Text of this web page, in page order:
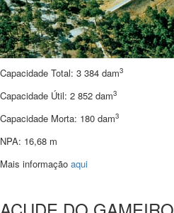
Capacidade Total: 3 384 dam3
Capacidade Útil: 2 852 dam3
Capacidade Morta: 180 dam3
NPA: 16,68 m
Mais informação aqui